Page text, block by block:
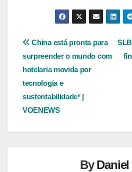
Navegação
de
Post
China está pronta para
surpreender o mundo com
hotelaria movida por
tecnologia e
sustentabilidade* |
VOENEWS
ByDaniel